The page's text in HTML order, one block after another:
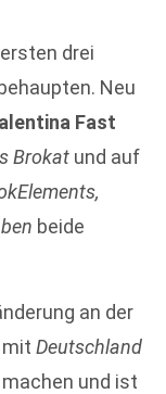
drei
Neu
Fast
Brokat und auf
beide
an der
mit Deutschland
und ist